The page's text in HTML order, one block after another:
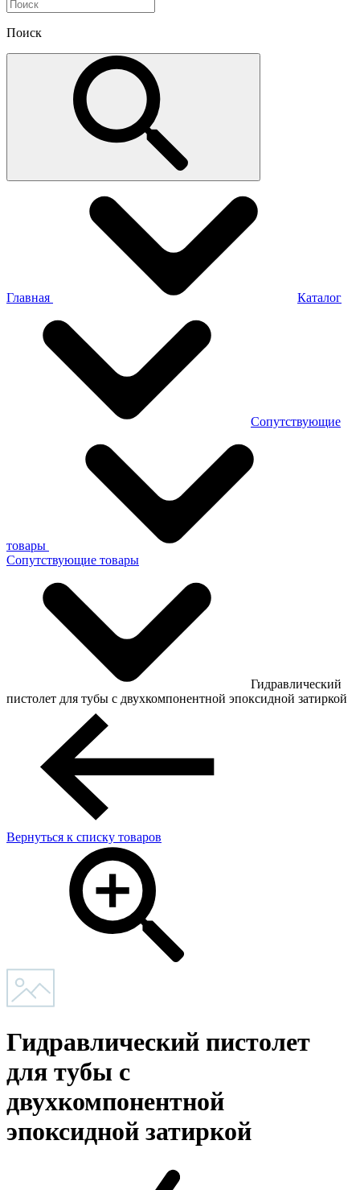
Поиск
Главная Каталог
Сопутствующие
товары
Сопутствующие товары
Гидравлический
пистолет для тубы с двухкомпонентной эпоксидной затиркой
Вернуться к списку товаров
Гидравлический пистолет
для тубы с
двухкомпонентной
эпоксидной затиркой